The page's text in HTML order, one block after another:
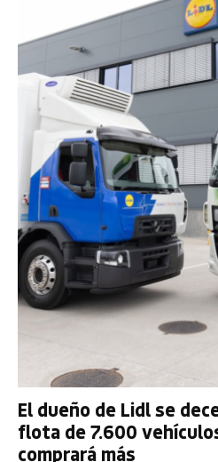
El dueño de Lidl se
flota de 7.600
comprará más